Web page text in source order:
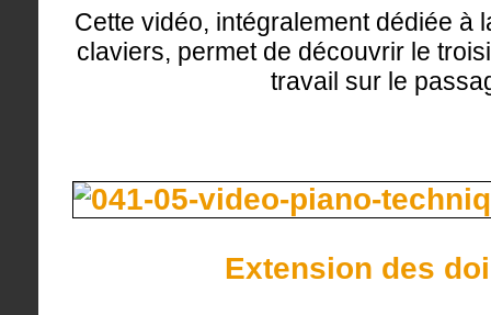
Cette vidéo, intégralement dédiée à
claviers, permet de découvrir le
travail sur le
Extension des